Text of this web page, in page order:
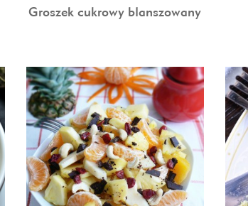
Groszek cukrowy blanszowany